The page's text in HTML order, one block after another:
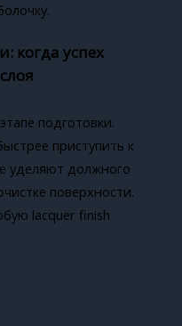
когда успех
подготовки.
приступить к
уделяют должного
поверхности.
lacquer finish